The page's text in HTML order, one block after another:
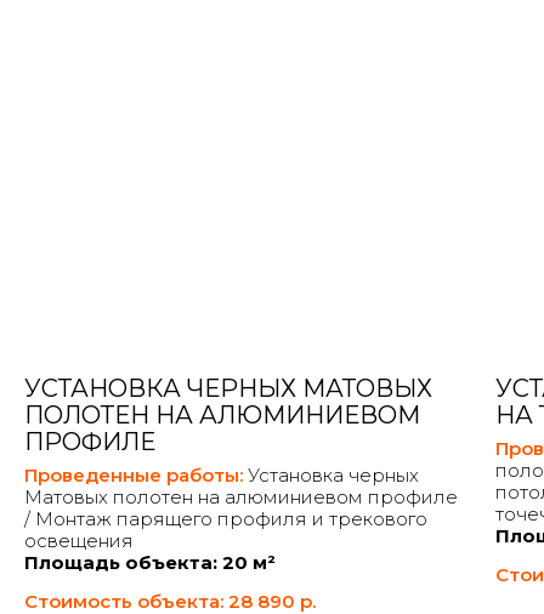
УСТАНОВКА ЧЕРНЫХ МАТОВЫХ
ПОЛОТЕН НА АЛЮМИНИЕВОМ
ПРОФИЛЕ
Проведенные работы: Установка черных
Матовых полотен на алюминиевом профиле
/ Монтаж парящего профиля и трекового
освещения
Площадь объекта: 20 м²
Стоимость объекта: 28 890 р.
НА